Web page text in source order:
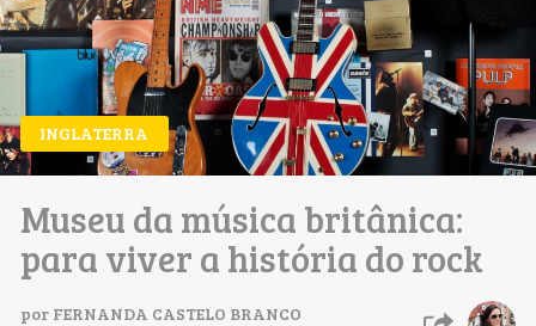
INGLATERRA
Museu da música britânica:
para viver a história do rock
por FERNANDA CASTELO BRANCO